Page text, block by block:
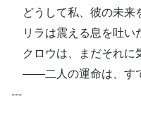
どうして私、彼の未来
リラは震える息を吐い
クロウは、まだそれに
――二人の運命は、す
---